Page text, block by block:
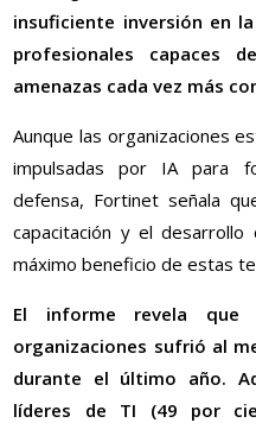
insuficiente inversión en
profesionales capaces
amenazas cada vez más
Aunque las organizaciones
impulsadas por IA para
defensa, Fortinet señala
capacitación y el
máximo beneficio de estas
El informe revela
organizaciones sufrió al
durante el último año.
líderes de TI (49 por